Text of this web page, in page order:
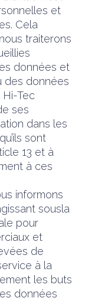
et
Cela
traiterons
données et
des données
Hi-Tec
ses
dans les
sont
13 et à
à ces
informons
sousla
pour
et
de
à la
les buts
données